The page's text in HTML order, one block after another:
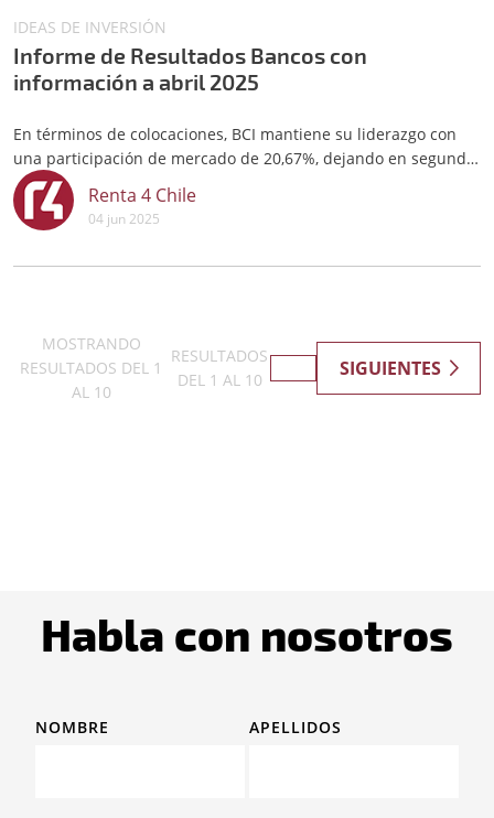
IDEAS DE INVERSIÓN
Informe de Resultados Bancos con
información a abril 2025
En términos de colocaciones, BCI mantiene su liderazgo con
una participación de mercado de 20,67%, dejando en segundo
lugar a Banco Santander con 15,27% y en tercer lugar Banco
de Chile con 14,87%.
Renta 4 Chile
04 jun 2025
MOSTRANDO
RESULTADOS DEL 1
AL 10
RESULTADOS
DEL 1 AL 10 SIGUIENTES
Habla con nosotros
NOMBRE APELLIDOS